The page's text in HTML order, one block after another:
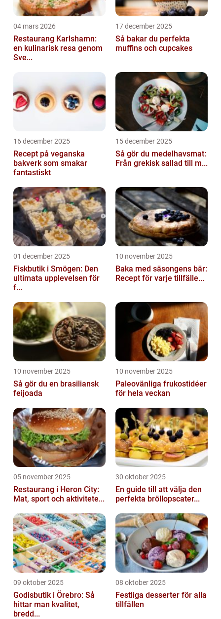
04 mars 2026
Restaurang Karlshamn:
en kulinarisk resa genom
Sve...
17 december 2025
Så bakar du perfekta
muffins och cupcakes
16 december 2025
Recept på veganska
bakverk som smakar
fantastiskt
15 december 2025
Så gör du medelhavsmat:
Från grekisk sallad till m...
01 december 2025
Fiskbutik i Smögen: Den
ultimata upplevelsen för
f...
10 november 2025
Baka med säsongens bär:
Recept för varje tillfälle...
10 november 2025
Så gör du en brasiliansk
feijoada
10 november 2025
Paleovänliga frukostidéer
för hela veckan
05 november 2025
Restaurang i Heron City:
Mat, sport och aktivitete...
30 oktober 2025
En guide till att välja den
perfekta bröllopscater...
09 oktober 2025
Godisbutik i Örebro: Så
hittar man kvalitet,
bredd...
08 oktober 2025
Festliga desserter för alla
tillfällen